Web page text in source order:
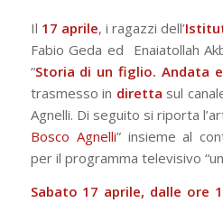
Il 17 aprile, i ragazzi dell’
Fabio Geda ed Enaiatollah
“Storia di un figlio. Andata
trasmesso in diretta sul
Agnelli. Di seguito si riporta
Bosco Agnelli” insieme al
per il programma televisivo
Sabato 17 aprile, dalle ore